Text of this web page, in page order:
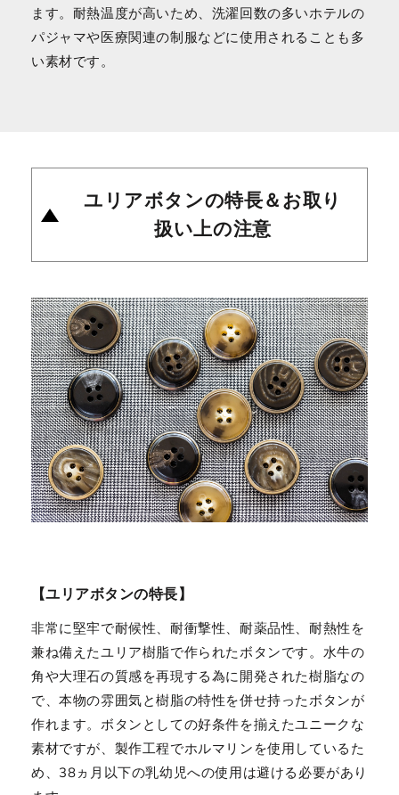
ます。耐熱温度が高いため、洗濯回数の多いホテルの
パジャマや医療関連の制服などに使用されることも多
い素材です。
ユリアボタンの特長＆お取り
扱い上の注意
【ユリアボタンの特長】
非常に堅牢で耐候性、耐衝撃性、耐薬品性、耐熱性を
兼ね備えたユリア樹脂で作られたボタンです。水牛の
角や大理石の質感を再現する為に開発された樹脂なの
で、本物の雰囲気と樹脂の特性を併せ持ったボタンが
作れます。ボタンとしての好条件を揃えたユニークな
素材ですが、製作工程でホルマリンを使用しているた
め、38ヵ月以下の乳幼児への使用は避ける必要があり